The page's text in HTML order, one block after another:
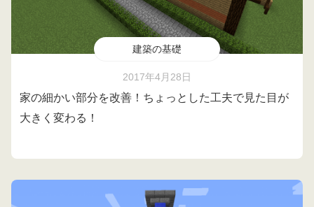
建築の基礎
2017年4月28日
家の細かい部分を改善！ちょっとした工夫で見た目が
大きく変わる！